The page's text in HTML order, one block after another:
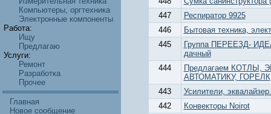
Компьютеры, оргтехника
Электронные компоненты
Работа:
Ищу
Предлагаю
Услуги:
Ремонт
Разработка
Прочее
Главная
Новое сообщение
447
Респиратор 9925
446
Бытовая техника,
445
Группа ПЕРЕЕЗД-
дачный
444
Предлагаем КОТЛЫ,
АВТОМАТИКУ, ГОРЕЛК
443
Усилители,
442
Конвекторы Noirot